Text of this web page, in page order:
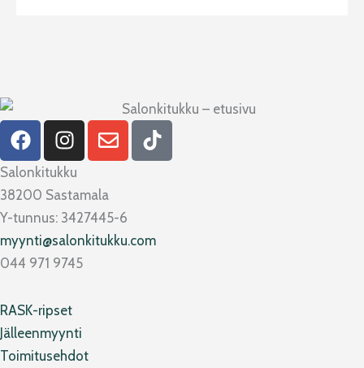
F
a
c
e
b
o
o
k
I
n
s
t
a
g
r
a
E
n
e
l
o
p
T
i
Salonkitukku
38200 Sastamala
Y-tunnus: 3427445-6
myynti@salonkitukku.com
044 971 9745
RASK-ripset
Jälleenmyynti
Toimitusehdot